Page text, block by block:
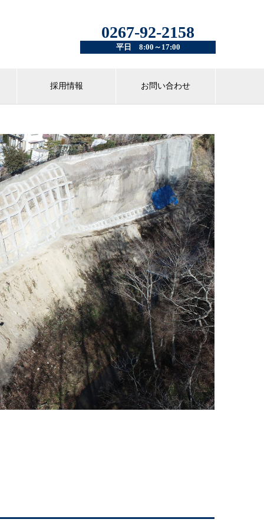
0267-92-2158
平日 8:00～17:00
採用情報 お問い合わせ